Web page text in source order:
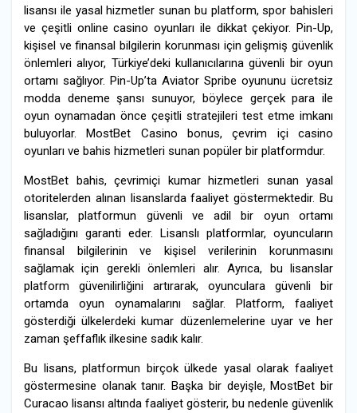
lisansı ile yasal hizmetler sunan bu platform, spor bahisleri
ve çeşitli online casino oyunları ile dikkat çekiyor. Pin-Up,
kişisel ve finansal bilgilerin korunması için gelişmiş güvenlik
önlemleri alıyor, Türkiye’deki kullanıcılarına güvenli bir oyun
ortamı sağlıyor. Pin-Up’ta Aviator Spribe oyununu ücretsiz
modda deneme şansı sunuyor, böylece gerçek para ile
oyun oynamadan önce çeşitli stratejileri test etme imkanı
buluyorlar. MostBet Casino bonus, çevrim içi casino
oyunları ve bahis hizmetleri sunan popüler bir platformdur.
MostBet bahis, çevrimiçi kumar hizmetleri sunan yasal
otoritelerden alınan lisanslarda faaliyet göstermektedir. Bu
lisanslar, platformun güvenli ve adil bir oyun ortamı
sağladığını garanti eder. Lisanslı platformlar, oyuncuların
finansal bilgilerinin ve kişisel verilerinin korunmasını
sağlamak için gerekli önlemleri alır. Ayrıca, bu lisanslar
platform güvenilirliğini artırarak, oyunculara güvenli bir
ortamda oyun oynamalarını sağlar. Platform, faaliyet
gösterdiği ülkelerdeki kumar düzenlemelerine uyar ve her
zaman şeffaflık ilkesine sadık kalır.
Bu lisans, platformun birçok ülkede yasal olarak faaliyet
göstermesine olanak tanır. Başka bir deyişle, MostBet bir
Curacao lisansı altında faaliyet gösterir, bu nedenle güvenlik